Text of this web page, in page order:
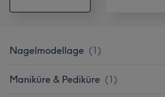
Nagelmodellage (1)
Maniküre & Pediküre (1)